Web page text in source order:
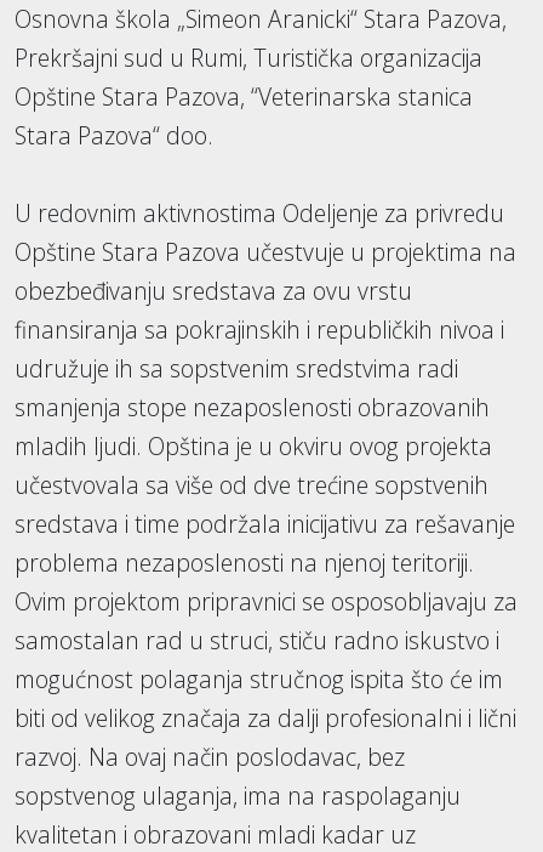
Osnovna škola „Simeon Aranicki“ Stara Pazova,
Prekršajni sud u Rumi, Turistička organizacija
Opštine Stara Pazova, “Veterinarska stanica
Stara Pazova“ doo.
U redovnim aktivnostima Odeljenje za privredu
Opštine Stara Pazova učestvuje u projektima na
obezbeđivanju sredstava za ovu vrstu
finansiranja sa pokrajinskih i republičkih nivoa i
udružuje ih sa sopstvenim sredstvima radi
smanjenja stope nezaposlenosti obrazovanih
mladih ljudi. Opština je u okviru ovog projekta
učestvovala sa više od dve trećine sopstvenih
sredstava i time podržala inicijativu za rešavanje
problema nezaposlenosti na njenoj teritoriji.
Ovim projektom pripravnici se osposobljavaju za
samostalan rad u struci, stiču radno iskustvo i
mogućnost polaganja stručnog ispita što će im
biti od velikog značaja za dalji profesionalni i lični
razvoj. Na ovaj način poslodavac, bez
sopstvenog ulaganja, ima na raspolaganju
kvalitetan i obrazovani mladi kadar uz